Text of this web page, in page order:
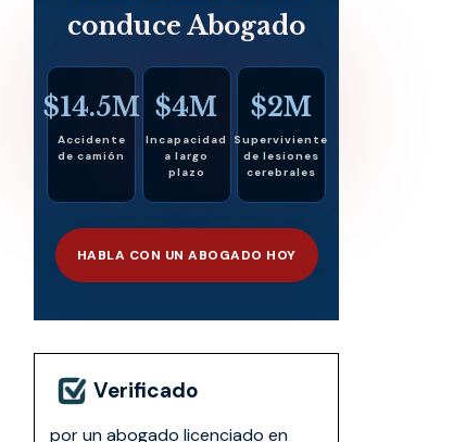
conduce Abogado
$14.5M
Accidente
de camión
$4M
Incapacidad
a largo
plazo
$2M
Superviviente
de lesiones
cerebrales
HABLA CON UN ABOGADO HOY
Verificado
por un abogado licenciado en